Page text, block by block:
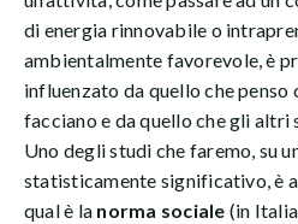
di energia rinnovabile o
ambientalmente favorevole, è
influenzato da quello che
facciano e da quello che gli altri
Uno degli studi che faremo, su
statisticamente significativo, è
qual è la norma sociale (in